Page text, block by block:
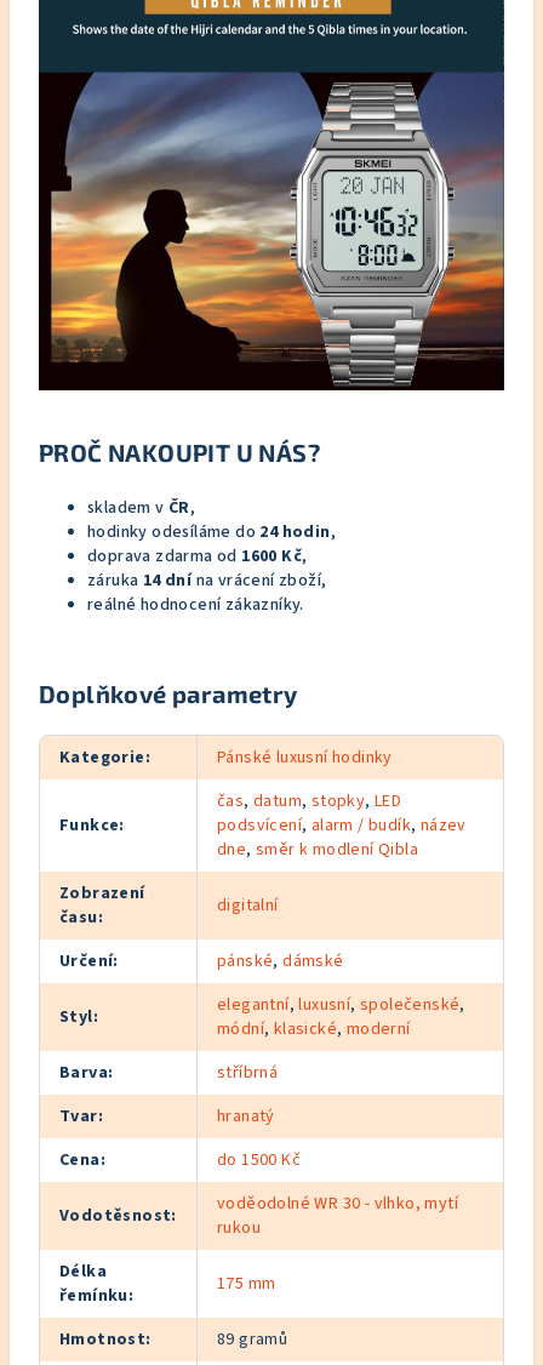
PROČ NAKOUPIT U NÁS?
skladem v ČR,
hodinky odesíláme do 24 hodin,
doprava zdarma od 1600 Kč,
záruka 14 dnína vrácení zboží,
reálné hodnocení zákazníky.
Doplňkové parametry
Kategorie: Pánské luxusní hodinky
Funkce:
čas,datum, stopky,LED
podsvícení, alarm / budík, název
dne,směr k modlení Qibla
Zobrazení
času: digitalní
Určení: pánské,dámské
Styl: elegantní,luxusní,společenské,
módní, klasické, moderní
Barva:
stříbrná
Tvar:
hranatý
Cena: do 1500 Kč
Vodotěsnost:
voděodolné WR 30 - vlhko, mytí
rukou
Délka
řemínku: 175 mm
Hmotnost: 89 gramů